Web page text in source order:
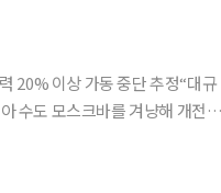
20% 이상 가동 중단 추정“대규